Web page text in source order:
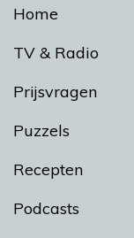
Home
TV & Radio
Prijsvragen
Puzzels
Recepten
Podcasts